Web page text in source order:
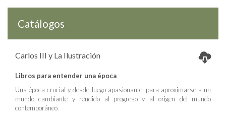
Catálogos
Carlos III y La Ilustración
Libros para entender una época
Una época crucial y desde luego apasionante, para aproximarse a un
mundo cambiante y rendido al progreso y al origen del mundo
contemporáneo.